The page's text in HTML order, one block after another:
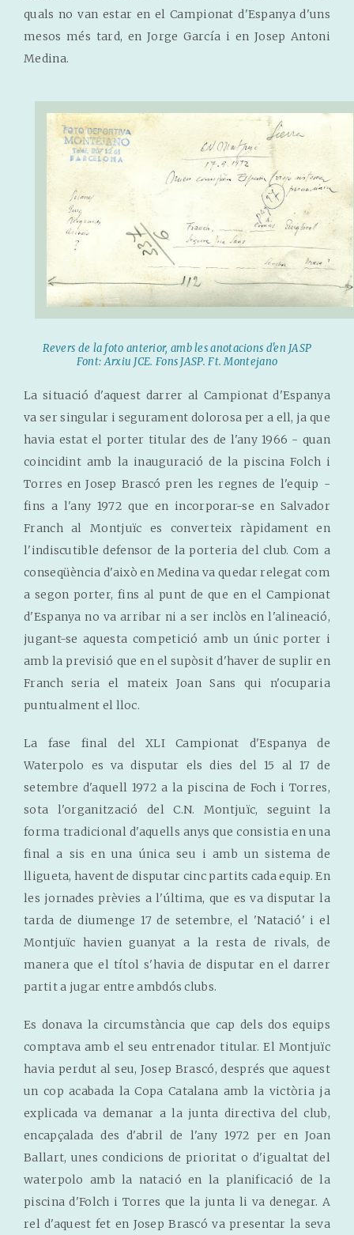
quals no van estar en el Campionat d'Espanya d'uns
mesos més tard, en Jorge García i en Josep Antoni
Medina.
Revers de la foto anterior, amb les anotacions d'en JASP
Font: Arxiu JCE. Fons JASP. Ft. Montejano
La situació d'aquest darrer al Campionat d'Espanya
va ser singular i segurament dolorosa per a ell, ja que
havia estat el porter titular des de l'any 1966 - quan
coincidint amb la inauguració de la piscina Folch i
Torres en Josep Brascó pren les regnes de l'equip -
fins a l'any 1972 que en incorporar-se en Salvador
Franch al Montjuïc es converteix ràpidament en
l'indiscutible defensor de la porteria del club. Com a
conseqüència d'això en Medina va quedar relegat com
a segon porter, fins al punt de que en el Campionat
d'Espanya no va arribar ni a ser inclòs en l'alineació,
jugant-se aquesta competició amb un únic porter i
amb la previsió que en el supòsit d'haver de suplir en
Franch seria el mateix Joan Sans qui n'ocuparia
puntualment el lloc.
La fase final del XLI Campionat d'Espanya de
Waterpolo es va disputar els dies del 15 al 17 de
setembre d'aquell 1972 a la piscina de Foch i Torres,
sota l'organització del C.N. Montjuïc, seguint la
forma tradicional d'aquells anys que consistia en una
final a sis en una única seu i amb un sistema de
lligueta, havent de disputar cinc partits cada equip. En
les jornades prèvies a l'última, que es va disputar la
tarda de diumenge 17 de setembre, el 'Natació' i el
Montjuïc havien guanyat a la resta de rivals, de
manera que el títol s'havia de disputar en el darrer
partit a jugar entre ambdós clubs.
Es donava la circumstància que cap dels dos equips
comptava amb el seu entrenador titular. El Montjuïc
havia perdut al seu, Josep Brascó, després que aquest
un cop acabada la Copa Catalana amb la victòria ja
explicada va demanar a la junta directiva del club,
encapçalada des d'abril de l'any 1972 per en Joan
Ballart, unes condicions de prioritat o d'igualtat del
waterpolo amb la natació en la planificació de la
piscina d'Folch i Torres que la junta li va denegar. A
rel d'aquest fet en Josep Brascó va presentar la seva